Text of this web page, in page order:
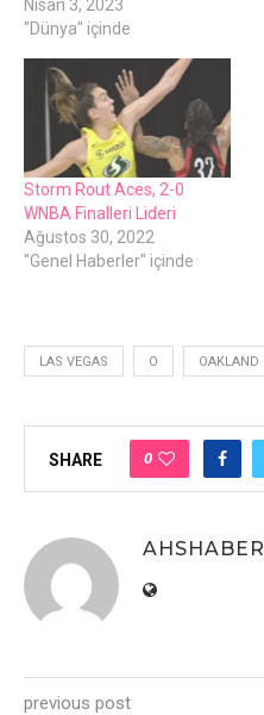
Nisan 3, 2023
"Dünya" içinde
Storm Rout Aces, 2-0
WNBA Finalleri Lideri
Ağustos 30, 2022
"Genel Haberler" içinde
LAS VEGAS O OAKLAND
SHARE 0
AHSHABER
previous post